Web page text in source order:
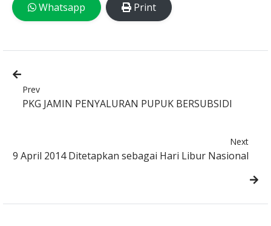
Whatsapp Print
Prev
PKG JAMIN PENYALURAN PUPUK BERSUBSIDI
Next
9 April 2014 Ditetapkan sebagai Hari Libur Nasional